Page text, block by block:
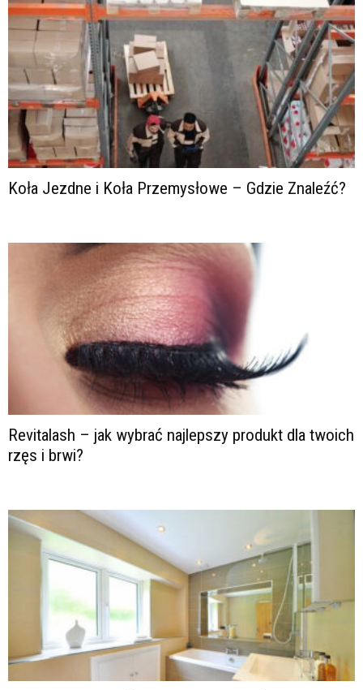
Koła Jezdne i Koła Przemysłowe – Gdzie Znaleźć?
Revitalash – jak wybrać najlepszy produkt dla twoich
rzęs i brwi?